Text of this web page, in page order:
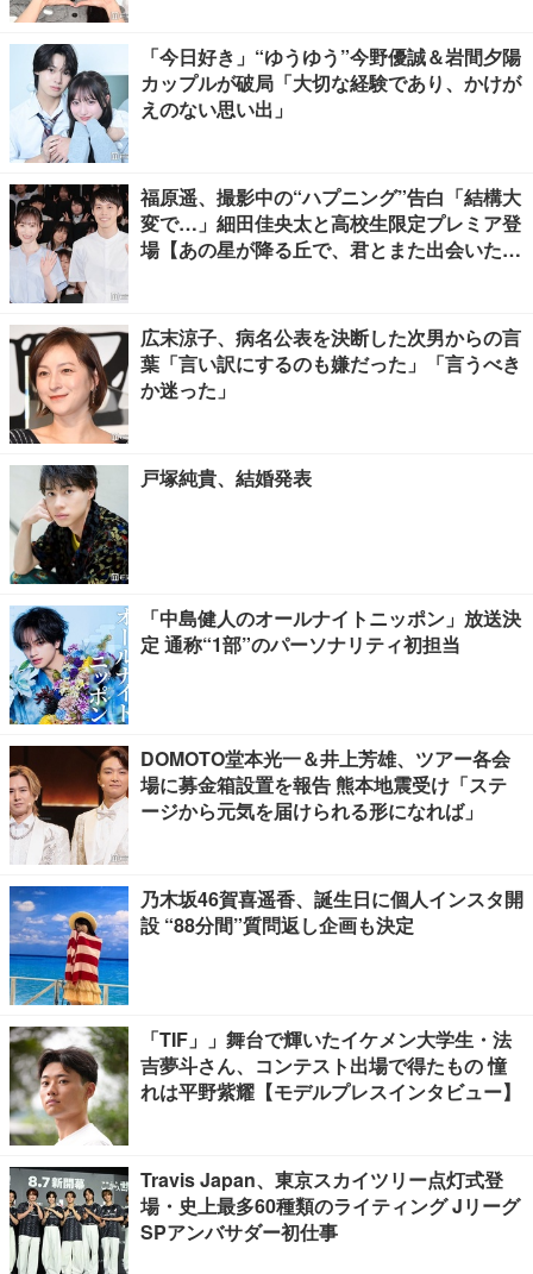
「今日好き」“ゆうゆう”今野優誠＆岩間夕陽
カップルが破局「大切な経験であり、かけが
えのない思い出」
福原遥、撮影中の“ハプニング”告白「結構大
変で…」細田佳央太と高校生限定プレミア登
場【あの星が降る丘で、君とまた出会いた
広末涼子、病名公表を決断した次男からの言
葉「言い訳にするのも嫌だった」「言うべき
か迷った」
戸塚純貴、結婚発表
「中島健人のオールナイトニッポン」放送決
定 通称“1部”のパーソナリティ初担当
DOMOTO堂本光一＆井上芳雄、ツアー各会
場に募金箱設置を報告 熊本地震受け「ステ
ージから元気を届けられる形になれば」
乃木坂46賀喜遥香、誕生日に個人インスタ開
設 “88分間”質問返し企画も決定
「TIF」」舞台で輝いたイケメン大学生・法
吉夢斗さん、コンテスト出場で得たもの 憧
れは平野紫耀【モデルプレスインタビュー】
Travis Japan、東京スカイツリー点灯式登
場・史上最多60種類のライティング Jリーグ
SPアンバサダー初仕事